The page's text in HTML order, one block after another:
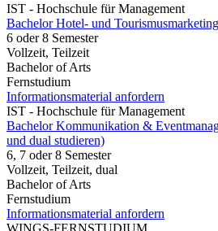
IST - Hochschule für Management
Bachelor Hotel- und Tourismusmarketing
6 oder 8 Semester
Vollzeit, Teilzeit
Bachelor of Arts
Fernstudium
Informationsmaterial anfordern
IST - Hochschule für Management
Bachelor Kommunikation &
und dual studieren)
6, 7 oder 8 Semester
Vollzeit, Teilzeit, dual
Bachelor of Arts
Fernstudium
Informationsmaterial anfordern
WINGS-FERNSTUDIUM